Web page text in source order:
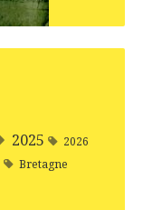
2025 2026
Bretagne